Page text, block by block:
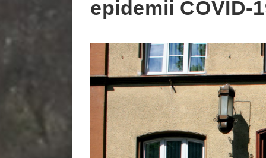
epidemii COVID-